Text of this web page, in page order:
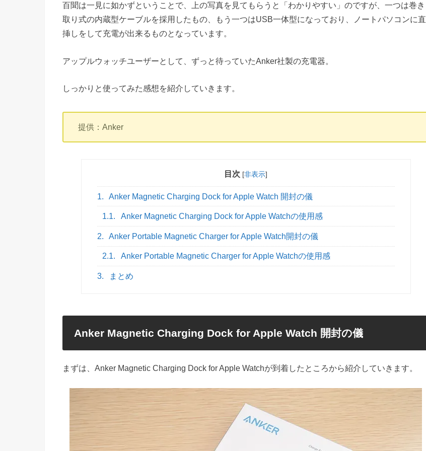
百聞は一見に如かずということで、上の写真を見てもらうと「わかりやすい」のですが、一つは巻き
取り式の内蔵型ケーブルを採用したもの、もう一つはUSB一体型になっており、ノートパソコンに直
挿しをして充電が出来るものとなっています。
アップルウォッチユーザーとして、ずっと待っていたAnker社製の充電器。
しっかりと使ってみた感想を紹介していきます。
提供：Anker
目次 [非表示]
1. Anker Magnetic Charging Dock for Apple Watch 開封の儀
1.1. Anker Magnetic Charging Dock for Apple Watchの使用感
2. Anker Portable Magnetic Charger for Apple Watch開封の儀
2.1. Anker Portable Magnetic Charger for Apple Watchの使用感
3. まとめ
Anker Magnetic Charging Dock for Apple Watch 開封の儀
まずは、Anker Magnetic Charging Dock for Apple Watchが到着したところから紹介していきます。